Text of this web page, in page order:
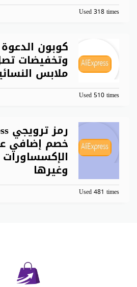
Used 318 times
ملابس
Used 510 times
خصم إضافي
الإكسساورات
وغيرها
Used 481 times